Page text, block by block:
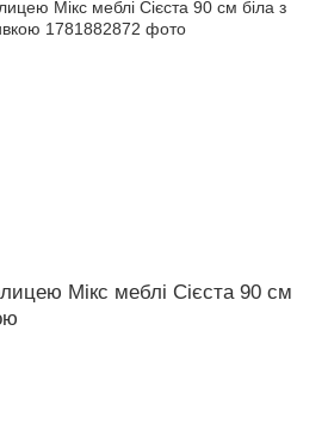
Мікс меблі Сієста 90 см